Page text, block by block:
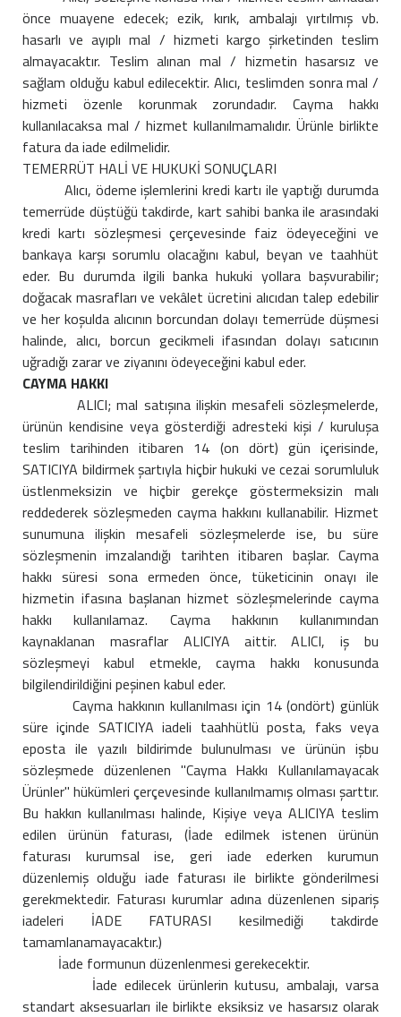
önce muayene edecek; ezik, kırık, ambalajı yırtılmış vb.
hasarlı ve ayıplı mal / hizmeti kargo şirketinden teslim
almayacaktır. Teslim alınan mal / hizmetin hasarsız ve
sağlam olduğu kabul edilecektir. Alıcı, teslimden sonra mal /
hizmeti özenle korunmak zorundadır. Cayma hakkı
kullanılacaksa mal / hizmet kullanılmamalıdır. Ürünle birlikte
fatura da iade edilmelidir.
TEMERRÜT HALİ VE HUKUKİ SONUÇLARI
Alıcı, ödeme işlemlerini kredi kartı ile yaptığı durumda
temerrüde düştüğü takdirde, kart sahibi banka ile arasındaki
kredi kartı sözleşmesi çerçevesinde faiz ödeyeceğini ve
bankaya karşı sorumlu olacağını kabul, beyan ve taahhüt
eder. Bu durumda ilgili banka hukuki yollara başvurabilir;
doğacak masrafları ve vekâlet ücretini alıcıdan talep edebilir
ve her koşulda alıcının borcundan dolayı temerrüde düşmesi
halinde, alıcı, borcun gecikmeli ifasından dolayı satıcının
uğradığı zarar ve ziyanını ödeyeceğini kabul eder.
CAYMA HAKKI
ALICI; mal satışına ilişkin mesafeli sözleşmelerde,
ürünün kendisine veya gösterdiği adresteki kişi / kuruluşa
teslim tarihinden itibaren 14 (on dört) gün içerisinde,
SATICIYA bildirmek şartıyla hiçbir hukuki ve cezai sorumluluk
üstlenmeksizin ve hiçbir gerekçe göstermeksizin malı
reddederek sözleşmeden cayma hakkını kullanabilir. Hizmet
sunumuna ilişkin mesafeli sözleşmelerde ise, bu süre
sözleşmenin imzalandığı tarihten itibaren başlar. Cayma
hakkı süresi sona ermeden önce, tüketicinin onayı ile
hizmetin ifasına başlanan hizmet sözleşmelerinde cayma
hakkı kullanılamaz. Cayma hakkının kullanımından
kaynaklanan masraflar ALICIYA aittir. ALICI, iş bu
sözleşmeyi kabul etmekle, cayma hakkı konusunda
bilgilendirildiğini peşinen kabul eder.
Cayma hakkının kullanılması için 14 (ondört) günlük
süre içinde SATICIYA iadeli taahhütlü posta, faks veya
eposta ile yazılı bildirimde bulunulması ve ürünün işbu
sözleşmede düzenlenen "Cayma Hakkı Kullanılamayacak
Ürünler" hükümleri çerçevesinde kullanılmamış olması şarttır.
Bu hakkın kullanılması halinde, Kişiye veya ALICIYA teslim
edilen ürünün faturası, (İade edilmek istenen ürünün
faturası kurumsal ise, geri iade ederken kurumun
düzenlemiş olduğu iade faturası ile birlikte gönderilmesi
gerekmektedir. Faturası kurumlar adına düzenlenen sipariş
iadeleri İADE FATURASI kesilmediği takdirde
tamamlanamayacaktır.)
İade formunun düzenlenmesi gerekecektir.
İade edilecek ürünlerin kutusu, ambalajı, varsa
standart aksesuarları ile birlikte eksiksiz ve hasarsız olarak